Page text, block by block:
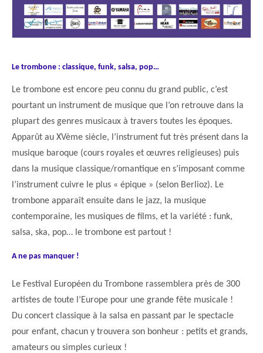
Le trombone : classique, funk, salsa, pop…
Le trombone est encore peu connu du grand public, c’est
pourtant un instrument de musique que l’on retrouve dans la
plupart des genres musicaux à travers toutes les époques.
Apparût au XVème siècle, l’instrument fut très présent dans la
musique baroque (cours royales et œuvres religieuses) puis
dans la musique classique/romantique en s’imposant comme
l’instrument cuivre le plus « épique » (selon Berlioz). Le
trombone apparaît ensuite dans le jazz, la musique
contemporaine, les musiques de films, et la variété : funk,
salsa, ska, pop… le trombone est partout !
A ne pas manquer !
Le Festival Européen du Trombone rassemblera près de 300
artistes de toute l’Europe pour une grande fête musicale !
Du concert classique à la salsa en passant par le spectacle
pour enfant, chacun y trouvera son bonheur : petits et grands,
amateurs ou simples curieux !